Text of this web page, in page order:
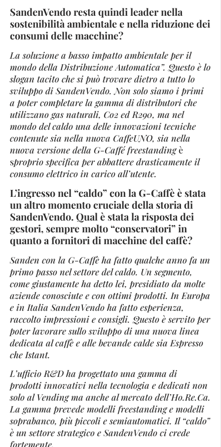
SandenVendo resta quindi leader nella
sostenibilità ambientale e nella riduzione dei
consumi delle macchine?
La soluzione a basso impatto ambientale per il
mondo della Distribuzione Automatica”. Questo è lo
slogan tacito che si può trovare dietro a tutto lo
sviluppo di SandenVendo. Non solo siamo i primi
a poter completare la gamma di distributori che
utilizzano gas naturali, Co2 ed R290, ma nel
mondo del caldo una delle innovazioni tecniche
contenute sia nella nuova CaffeUNO, sia nella
nuova versione della G-Caffé freestandingè
sproprio specifica per abbattere drasticamente il
consumo elettrico in carico all’utente.
L’ingresso nel “caldo” con la G-Caffè è stata
un altro momento cruciale della storia di
SandenVendo. Qual è stata la risposta dei
gestori, sempre molto “conservatori” in
quanto a fornitori di macchine del caffè?
Sanden con la G-Caffè ha fatto qualche anno fa un
primo passo nel settore del caldo. Un segmento,
come giustamente ha detto lei, presidiato da molte
aziende conosciute e con ottimi prodotti. In Europa
e in Italia SandenVendo ha fatto esperienza,
raccolto impressioni e consigli. Questo è servito per
poter lavorare sullo sviluppo di una nuova linea
dedicata al caffè e alle bevande calde sia Espresso
che Istant.
L’ufficio R&D ha progettato una gamma di
prodotti innovativi nella tecnologia e dedicati non
solo al Vending ma anche al mercato dell’Ho.Re.Ca.
La gamma prevede modelli freestanding e modelli
soprabanco, più piccoli e semiautomatici. Il “caldo”
è un settore strategico e SandenVendo ci crede
fortemente.